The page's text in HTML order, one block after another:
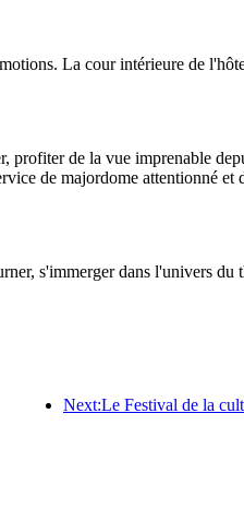
La cour intérieure de
profiter de la vue imprenable
de majordome attentionné et
s'immerger dans l'univers du